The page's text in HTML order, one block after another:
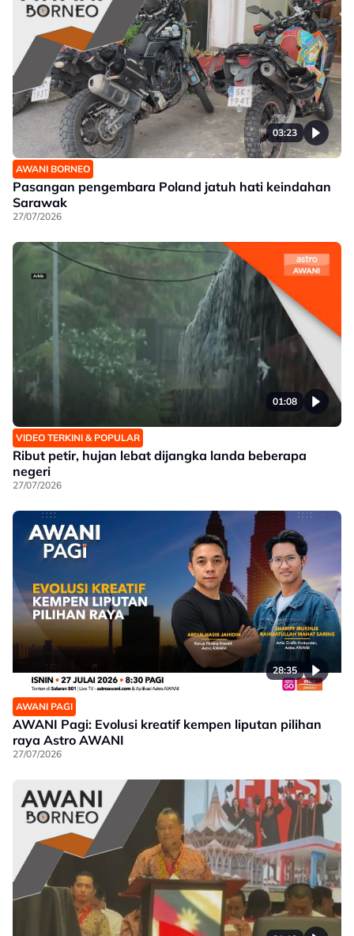
03:23
AWANI BORNEO
Pasangan pengembara Poland jatuh hati keindahan
Sarawak
27/07/2026
01:08
VIDEO TERKINI & POPULAR
Ribut petir, hujan lebat dijangka landa beberapa
negeri
27/07/2026
28:35
AWANI PAGI
AWANI Pagi: Evolusi kreatif kempen liputan pilihan
raya Astro AWANI
27/07/2026